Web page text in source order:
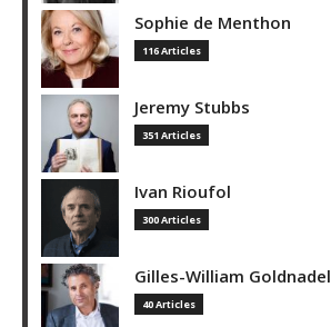
Sophie de Menthon
116 Articles
Jeremy Stubbs
351 Articles
Ivan Rioufol
300 Articles
Gilles-William Goldnadel
40 Articles